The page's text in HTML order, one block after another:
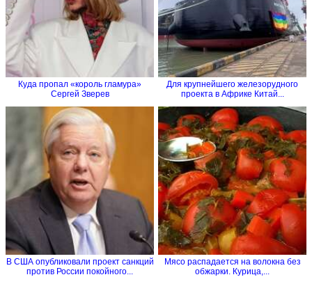
Куда пропал «король гламура»
Сергей Зверев
Для крупнейшего железорудного
проекта в Африке Китай...
В США опубликовали проект санкций
против России покойного...
Мясо распадается на волокна без
обжарки. Курица,...